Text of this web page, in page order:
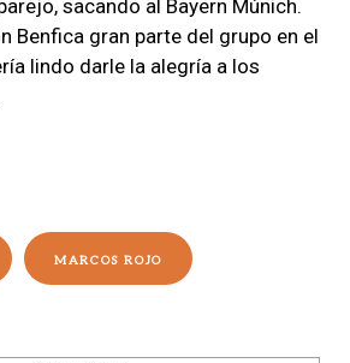
sacando al Bayern Múnich.
Benfica gran parte del grupo en el
lindo darle la alegría a los
MARCOS ROJO